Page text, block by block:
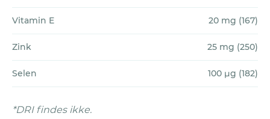
For at fremsætte et krav:
Sørg for, at du har fulgt alleGarantireglerne
Du får tilsendt et Return Merchandise
Authorization (RMA) nummer med e-mail,
Vitamin E 20 mg (167)
Zink 25 mg (250)
Selen 100 µg (182)
*DRI findes ikke.